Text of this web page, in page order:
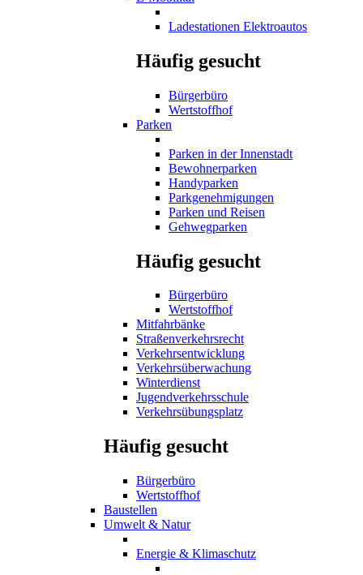
Ladestationen Elektroautos
Häufig gesucht
Bürgerbüro
Wertstoffhof
Parken
Parken in der Innenstadt
Bewohnerparken
Handyparken
Parkgenehmigungen
Parken und Reisen
Gehwegparken
Häufig gesucht
Bürgerbüro
Wertstoffhof
Mitfahrbänke
Straßenverkehrsrecht
Verkehrsentwicklung
Verkehrsüberwachung
Winterdienst
Jugendverkehrsschule
Verkehrsübungsplatz
Häufig gesucht
Bürgerbüro
Wertstoffhof
Baustellen
Umwelt & Natur
Energie & Klimaschutz